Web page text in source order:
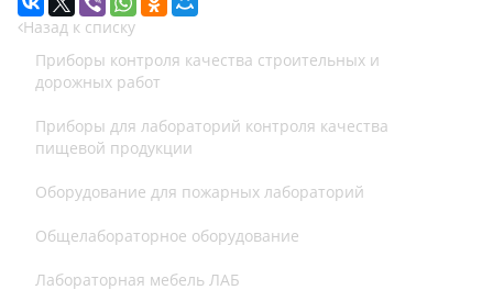
Назад к списку
Приборы контроля качества строительных и
дорожных работ
Приборы для лабораторий контроля качества
пищевой продукции
Оборудование для пожарных лабораторий
Общелабораторное оборудование
Лабораторная мебель ЛАБ